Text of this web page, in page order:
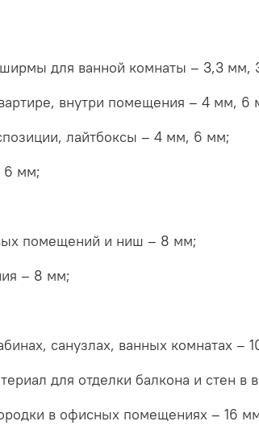
для ванной комнаты – 3,3
внутри помещения – 4 мм, 6
лайтбоксы – 4 мм, 6 мм;
6 мм;
помещений и ниш – 8 мм;
– 8 мм;
санузлах, ванных комнатах –
для отделки балкона и стен в
в офисных помещениях – 16